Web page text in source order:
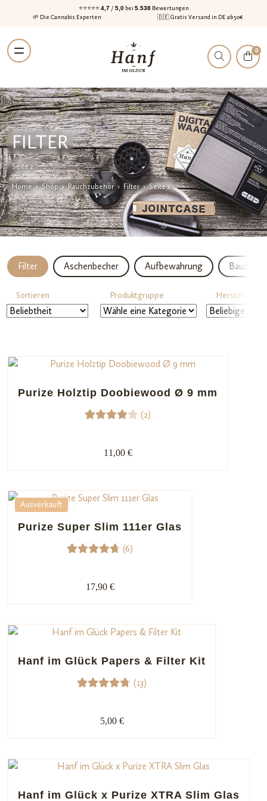
⭐⭐⭐⭐⭐4,7/ 5,0bei 5.538Bewertungen
🌱 Die Cannabis Experten
🇩🇪 Gratis Versand in DE ab 50€
Navigation
Inhalt
0
FILTER
Seite 2
Home›Shop›Rauchzubehör› Filter›Seite 2
Aschenbecher Aufbewahrung
Filter
Sortieren Produktgruppe Hersteller
Purize Holztip Doobiewood Ø 9 mm
4.00
end
Kunden
bewert
(2)
11,00 €
Ausverkauft
Purize Super Slim 111er Glas
4.83von
d auf
ewertun
gen
(6)
17,90 €
Hanf im Glück Papers & Filter Kit
4.85von
d auf
(13)
5,00 €
Hanf im Glück x Purize XTRA Slim Glas